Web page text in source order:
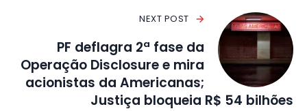
NEXT POST
PF deflagra 2ª fase da
Operação Disclosure e mira
acionistas da Americanas;
Justiça bloqueia R$ 54 bilhões